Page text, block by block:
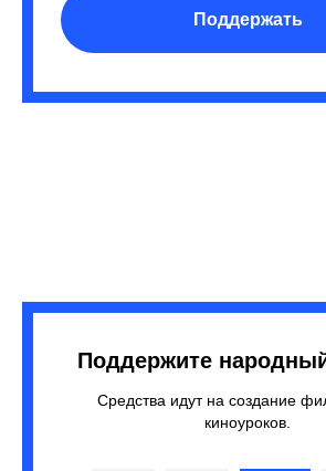
Поддержать
Поддержите
Средства идут на создание
киноуроков.